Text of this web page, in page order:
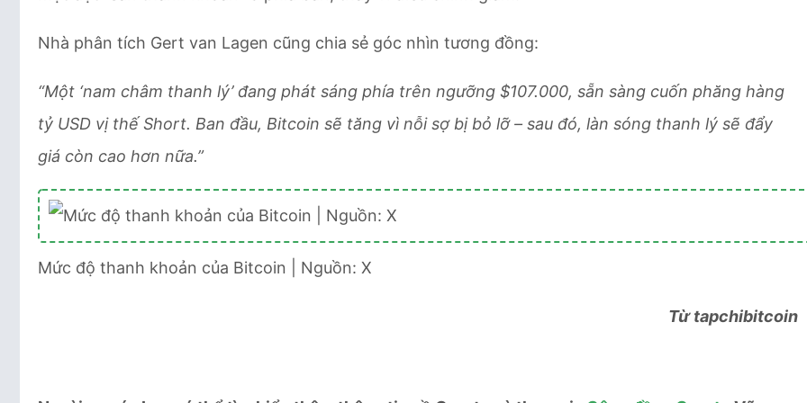
Nhà phân tích Gert van Lagen cũng chia sẻ góc nhìn tương đồng:
“Một ‘nam châm thanh lý’ đang phát sáng phía trên ngưỡng $107.000, sẵn sàng cuốn phăng hàng
tỷ USD vị thế Short. Ban đầu, Bitcoin sẽ tăng vì nỗi sợ bị bỏ lỡ – sau đó, làn sóng thanh lý sẽ đẩy
giá còn cao hơn nữa.”
Mức độ thanh khoản của Bitcoin | Nguồn: X
Từ tapchibitcoin